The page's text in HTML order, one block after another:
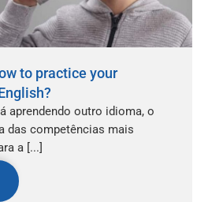
to practice your
aprendendo outro idioma, o
das competências mais
a [...]